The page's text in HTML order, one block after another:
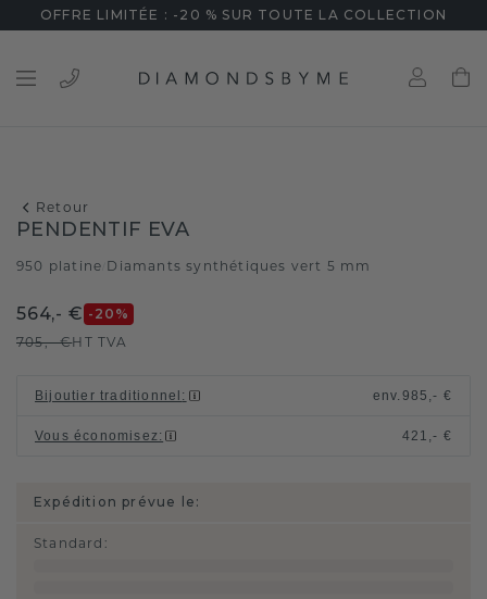
OFFRE LIMITÉE : -20 % SUR TOUTE LA COLLECTION
Retour
PENDENTIF EVA
950 platine Diamants synthétiques vert 5 mm
564,- € -20 %
705,- €HT TVA
Bijoutier traditionnel : env. 985,- €
Vous économisez: 421,- €
Expédition prévue le:
Standard :